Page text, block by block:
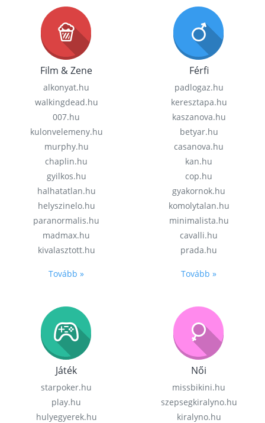
Film & Zene
alkonyat.hu
walkingdead.hu
007.hu
kulonvelemeny.hu
murphy.hu
chaplin.hu
gyilkos.hu
halhatatlan.hu
helyszinelo.hu
paranormalis.hu
madmax.hu
kivalasztott.hu
Tovább »
Férfi
padlogaz.hu
keresztapa.hu
kaszanova.hu
betyar.hu
casanova.hu
kan.hu
cop.hu
gyakornok.hu
komolytalan.hu
minimalista.hu
cavalli.hu
prada.hu
Tovább »
Játék
starpoker.hu
play.hu
hulyegyerek.hu
Női
missbikini.hu
szepsegkiralyno.hu
kiralyno.hu